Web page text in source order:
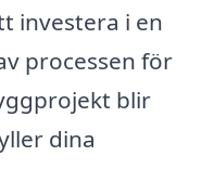
investera i en
processen för
blir
dina